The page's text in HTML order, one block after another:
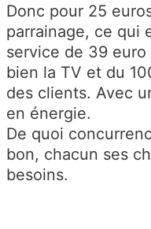
Donc pour 25
parrainage, ce qui
service de 39
bien la TV et du
des clients. Avec
en énergie.
De quoi
bon, chacun ses
besoins.